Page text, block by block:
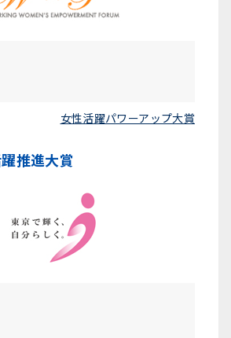
女性活躍パワーアップ大賞
推進大賞